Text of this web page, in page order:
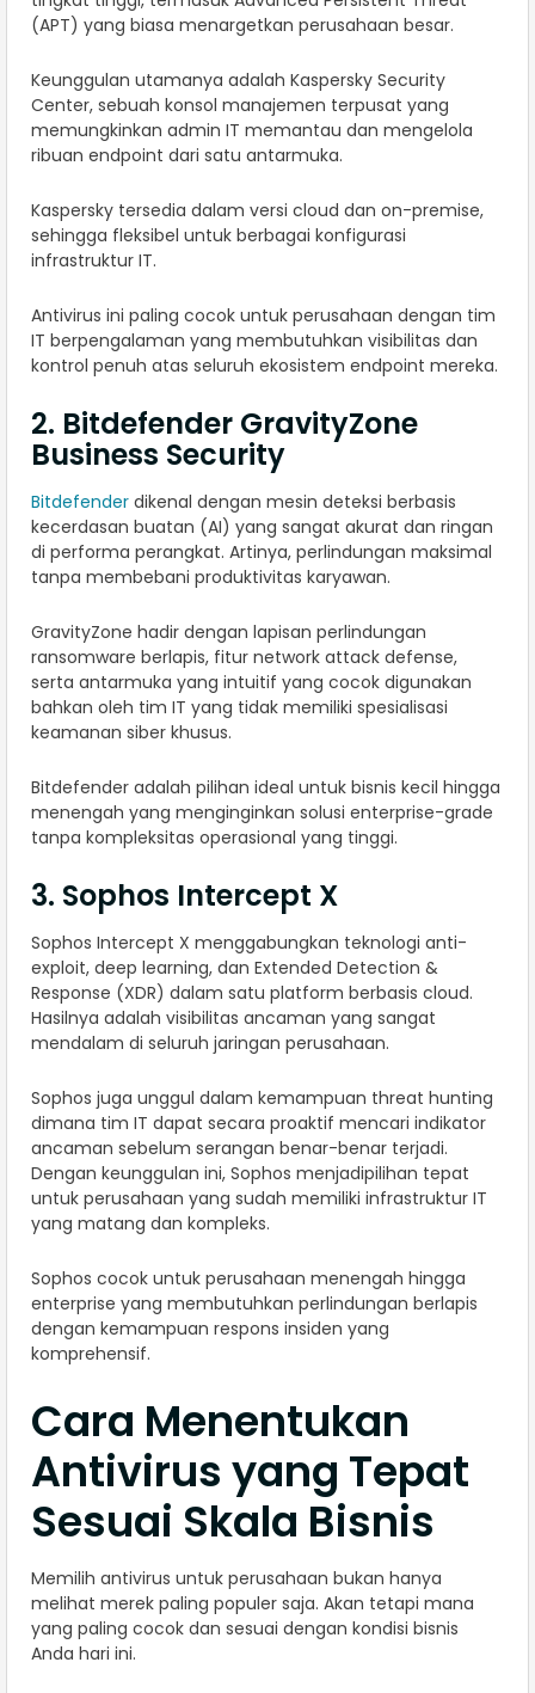
(APT) yang biasa menargetkan perusahaan besar.
Keunggulan utamanya adalah Kaspersky Security
Center, sebuah konsol manajemen terpusat yang
memungkinkan admin IT memantau dan mengelola
ribuan endpoint dari satu antarmuka.
Kaspersky tersedia dalam versi cloud dan on-premise,
sehingga fleksibel untuk berbagai konfigurasi
infrastruktur IT.
Antivirus ini paling cocok untuk perusahaan dengan tim
IT berpengalaman yang membutuhkan visibilitas dan
kontrol penuh atas seluruh ekosistem endpoint mereka.
2. Bitdefender GravityZone
Business Security
Bitdefender dikenal dengan mesin deteksi berbasis
kecerdasan buatan (AI) yang sangat akurat dan ringan
di performa perangkat. Artinya, perlindungan maksimal
tanpa membebani produktivitas karyawan.
GravityZone hadir dengan lapisan perlindungan
ransomware berlapis, fitur network attack defense,
serta antarmuka yang intuitif yang cocok digunakan
bahkan oleh tim IT yang tidak memiliki spesialisasi
keamanan siber khusus.
Bitdefender adalah pilihan ideal untuk bisnis kecil hingga
menengah yang menginginkan solusi enterprise-grade
tanpa kompleksitas operasional yang tinggi.
3. Sophos Intercept X
Sophos Intercept X menggabungkan teknologi anti-
exploit, deep learning, dan Extended Detection &
Response (XDR) dalam satu platform berbasis cloud.
Hasilnya adalah visibilitas ancaman yang sangat
mendalam di seluruh jaringan perusahaan.
Sophos juga unggul dalam kemampuan threat hunting
dimana tim IT dapat secara proaktif mencari indikator
ancaman sebelum serangan benar-benar terjadi.
Dengan keunggulan ini, Sophos menjadipilihan tepat
untuk perusahaan yang sudah memiliki infrastruktur IT
yang matang dan kompleks.
Sophos cocok untuk perusahaan menengah hingga
enterprise yang membutuhkan perlindungan berlapis
dengan kemampuan respons insiden yang
komprehensif.
Cara Menentukan
Antivirus yang Tepat
Sesuai Skala Bisnis
Memilih antivirus untuk perusahaan bukan hanya
melihat merek paling populer saja. Akan tetapi mana
yang paling cocok dan sesuai dengan kondisi bisnis
Anda hari ini.